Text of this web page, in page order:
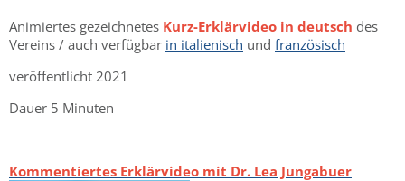
Animiertes gezeichnetes Kurz-Erklärvideo in deutsch des
Vereins / auch verfügbar in italienisch und französisch
veröffentlicht 2021
Dauer 5 Minuten
Kommentiertes Erklärvideo mit Dr. Lea Jungabuer